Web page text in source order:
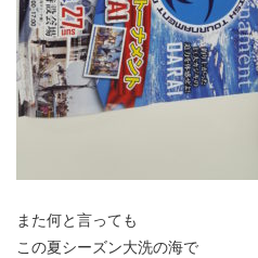
また何と言っても
この夏シーズン大洗の海で